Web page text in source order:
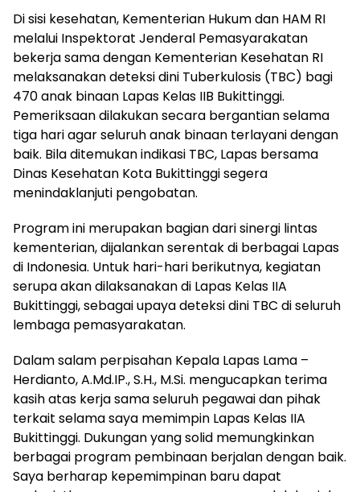
Di sisi kesehatan, Kementerian Hukum dan HAM RI
melalui Inspektorat Jenderal Pemasyarakatan
bekerja sama dengan Kementerian Kesehatan RI
melaksanakan deteksi dini Tuberkulosis (TBC) bagi
470 anak binaan Lapas Kelas IIB Bukittinggi.
Pemeriksaan dilakukan secara bergantian selama
tiga hari agar seluruh anak binaan terlayani dengan
baik. Bila ditemukan indikasi TBC, Lapas bersama
Dinas Kesehatan Kota Bukittinggi segera
menindaklanjuti pengobatan.
Program ini merupakan bagian dari sinergi lintas
kementerian, dijalankan serentak di berbagai Lapas
di Indonesia. Untuk hari-hari berikutnya, kegiatan
serupa akan dilaksanakan di Lapas Kelas IIA
Bukittinggi, sebagai upaya deteksi dini TBC di seluruh
lembaga pemasyarakatan.
Dalam salam perpisahan Kepala Lapas Lama –
Herdianto, A.Md.IP., S.H., M.Si. mengucapkan terima
kasih atas kerja sama seluruh pegawai dan pihak
terkait selama saya memimpin Lapas Kelas IIA
Bukittinggi. Dukungan yang solid memungkinkan
berbagai program pembinaan berjalan dengan baik.
Saya berharap kepemimpinan baru dapat